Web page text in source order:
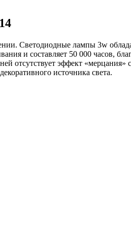
Светодиодные лампы 3w
составляет 50 000 часов,
отсутствует эффект
источника света.